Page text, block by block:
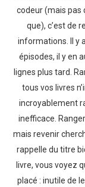
codeur (mais pas
que), c’est de
informations. Il y
épisodes, il y en
lignes plus tard.
tous vos livres
incroyablement
inefficace.
mais revenir
rappelle du titre
livre, vous voyez
placé : inutile de
Whatsapp